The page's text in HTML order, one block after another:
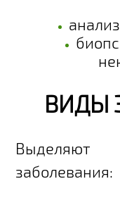
ВИДЫ
заболевания: